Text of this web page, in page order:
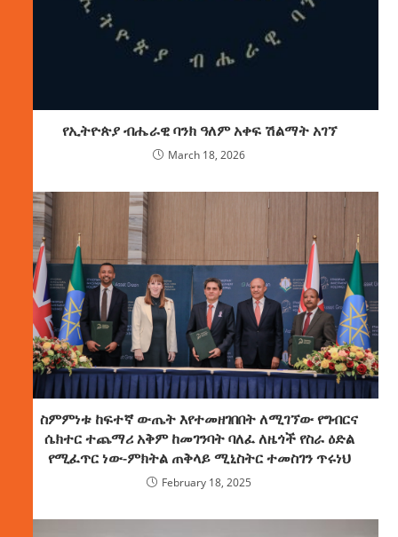
የኢትዮጵያ ብሔራዊ ባንክ ዓለም አቀፍ ሽልማት አገኘ
March 18, 2026
ስምምነቱ ከፍተኛ ውጤት እየተመዘገበበት ለሚገኘው የግብርና
ሴክተር ተጨማሪ አቅም ከመገንባት ባለፈ ለዜጎች የስራ ዕድል
የሚፈጥር ነው-ምክትል ጠቅላይ ሚኒስትር ተመስገን ጥሩነህ
February 18, 2025